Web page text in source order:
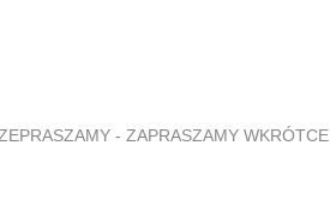
- ZAPRASZAMY WKRÓTCE